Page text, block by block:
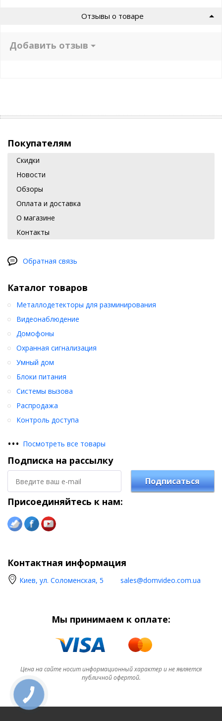
Отзывы о товаре
Добавить отзыв
Покупателям
Скидки
Новости
Обзоры
Оплата и доставка
О магазине
Контакты
Обратная связь
Каталог товаров
Металлодетекторы для разминирования
Видеонаблюдение
Домофоны
Охранная сигнализация
Умный дом
Блоки питания
Системы вызова
Распродажа
Контроль доступа
••• Посмотреть все товары
Подписка на рассылку
Подписаться
Присоединяйтесь к нам:
Контактная информация
Киев, ул. Соломенская, 5 sales@domvideo.com.ua
Мы принимаем к оплате:
Цена на сайте носит информационный характер и не является
публичной офертой.